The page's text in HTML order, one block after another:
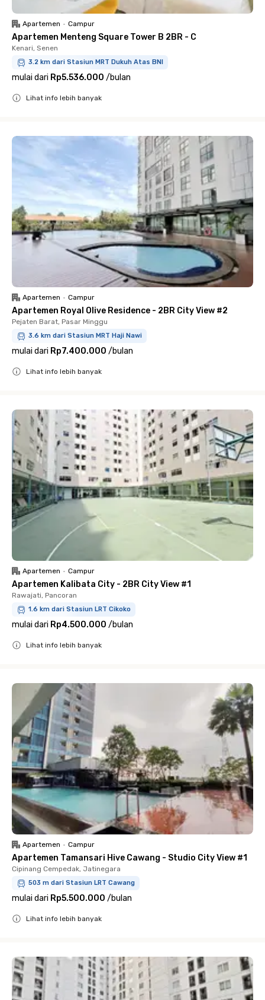
Apartemen • Campur
Apartemen Menteng Square Tower B 2BR - C
Kenari, Senen
3.2 km dari Stasiun MRT Dukuh Atas BNI
mulai dari Rp5.536.000 /bulan
Lihat info lebih banyak
Apartemen • Campur
Apartemen Royal Olive Residence - 2BR City View #2
Pejaten Barat, Pasar Minggu
3.6 km dari Stasiun MRT Haji Nawi
mulai dari Rp7.400.000 /bulan
Lihat info lebih banyak
Apartemen • Campur
Apartemen Kalibata City - 2BR City View #1
Rawajati, Pancoran
1.6 km dari Stasiun LRT Cikoko
mulai dari Rp4.500.000 /bulan
Lihat info lebih banyak
Apartemen • Campur
Apartemen Tamansari Hive Cawang - Studio City View #1
Cipinang Cempedak, Jatinegara
503 m dari Stasiun LRT Cawang
mulai dari Rp5.500.000 /bulan
Lihat info lebih banyak